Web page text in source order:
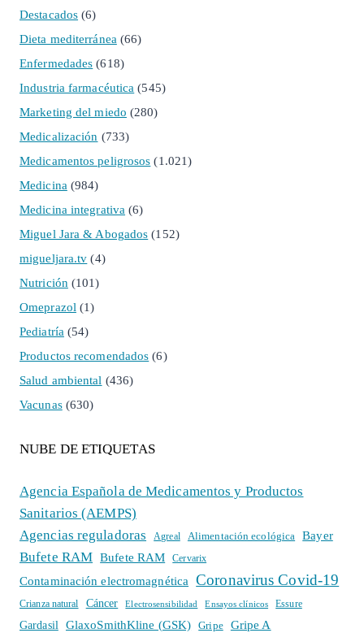
Destacados (6)
Dieta mediterránea (66)
Enfermedades (618)
Industria farmacéutica (545)
Marketing del miedo (280)
Medicalización (733)
Medicamentos peligrosos (1.021)
Medicina (984)
Medicina integrativa (6)
Miguel Jara & Abogados (152)
migueljara.tv (4)
Nutrición (101)
Omeprazol (1)
Pediatría (54)
Productos recomendados (6)
Salud ambiental (436)
Vacunas(630)
NUBE DE ETIQUETAS
Agencia Española de Medicamentos y Productos
Sanitarios (AEMPS)
Agencias reguladoras
Agreal Alimentación ecológica Bayer
Bufete RAM Bufete RAM Cervarix
Contaminación electromagnética Coronavirus Covid-19
Crianza natural Cáncer Electrosensibilidad Ensayos clínicos Essure
Gardasil GlaxoSmithKline (GSK) Gripe Gripe A